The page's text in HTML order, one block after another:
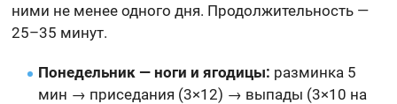
ними не менее одного дня. Продолжительность —
25–35 минут.
Понедельник — ноги и ягодицы: разминка 5
мин → приседания (3×12) → выпады (3×10 на